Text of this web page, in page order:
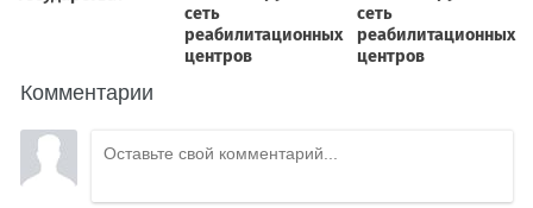
Комментарии